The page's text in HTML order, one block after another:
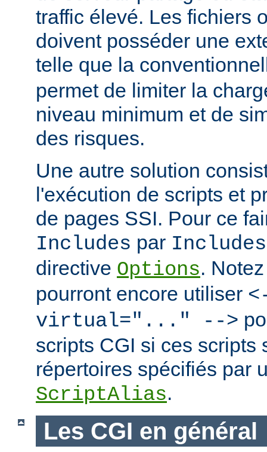
traffic élevé. Les fichiers
doivent posséder une
telle que la
permet de limiter la
niveau minimum et de
des risques.
Une autre solution
l'exécution de scripts et
de pages SSI. Pour ce
Includes par
directive Options.
pourront encore utiliser
virtual="..." -->
scripts CGI si ces scripts
répertoires spécifiés par
ScriptAlias.
Les CGI en général